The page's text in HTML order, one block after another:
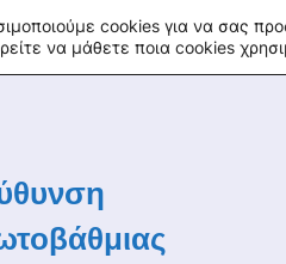
in rss
cookies για να σας
να μάθετε ποια cookies